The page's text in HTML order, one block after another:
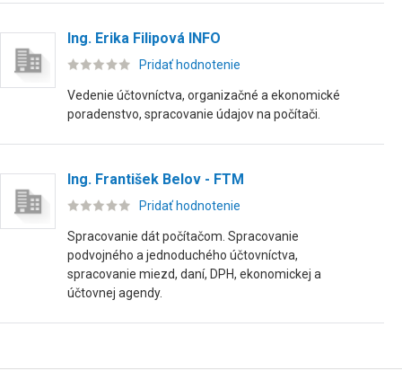
Ing. Erika Filipová INFO
Pridať hodnotenie
Vedenie účtovníctva, organizačné a ekonomické
poradenstvo, spracovanie údajov na počítači.
Ing. František Belov - FTM
Pridať hodnotenie
Spracovanie dát počítačom. Spracovanie
podvojného a jednoduchého účtovníctva,
spracovanie miezd, daní, DPH, ekonomickej a
účtovnej agendy.